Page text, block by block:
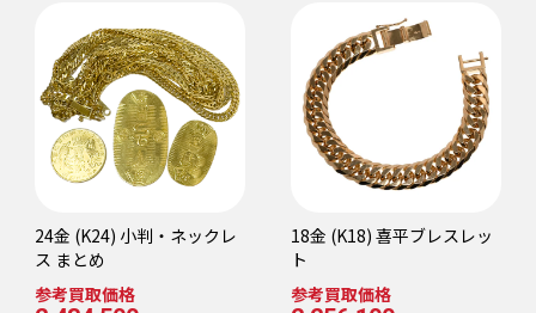
24金 (K24) 小判・ネックレ
ス まとめ
参考買取価格
18金 (K18) 喜平ブレスレッ
ト
参考買取価格